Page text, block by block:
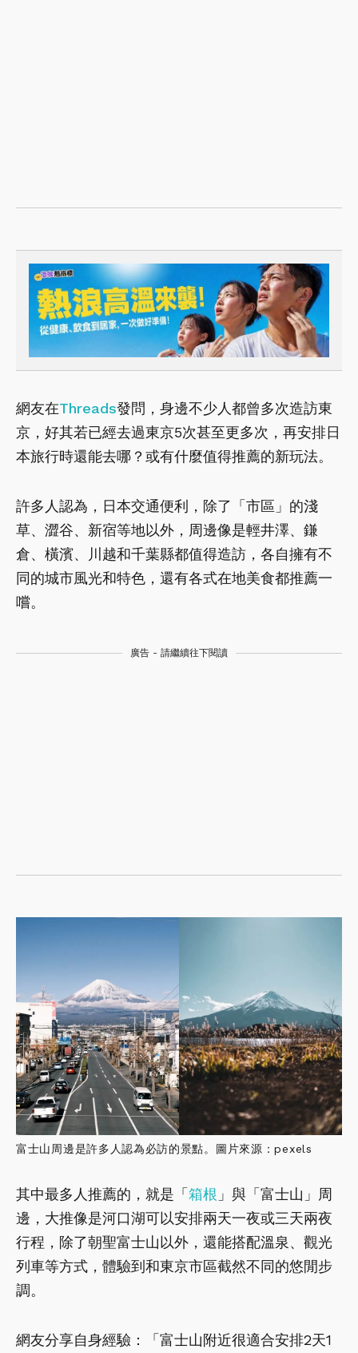
網友在Threads發問，身邊不少人都曾多次造訪東
京，好其若已經去過東京5次甚至更多次，再安排日
本旅行時還能去哪？或有什麼值得推薦的新玩法。
許多人認為，日本交通便利，除了「市區」的淺
草、澀谷、新宿等地以外，周邊像是輕井澤、鎌
倉、橫濱、川越和千葉縣都值得造訪，各自擁有不
同的城市風光和特色，還有各式在地美食都推薦一
嚐。
廣告 - 請繼續往下閱讀
富士山周邊是許多人認為必訪的景點。圖片來源：pexels
其中最多人推薦的，就是「 箱根 」與「富士山」周
邊，大推像是河口湖可以安排兩天一夜或三天兩夜
行程，除了朝聖富士山以外，還能搭配溫泉、觀光
列車等方式，體驗到和東京市區截然不同的悠閒步
調。
網友分享自身經驗：「富士山附近很適合安排2天1